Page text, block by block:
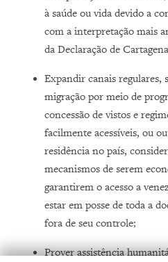
à saúde ou vida devido a
com a interpretação mais
da Declaração de
Expandir canais regulares,
migração por meio de
concessão de vistos e
facilmente acessíveis, ou
residência no país,
mecanismos de serem
garantirem o acesso a
estar em posse de toda a
fora de seu controle;
Prover assistência